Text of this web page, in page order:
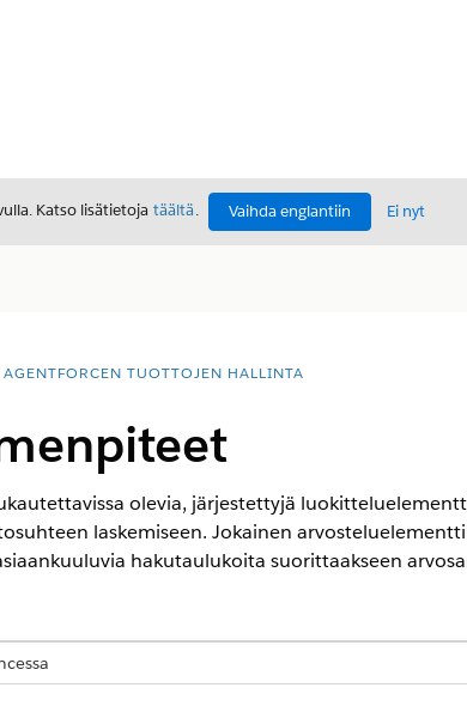
Katso lisätietoja täältä. Vaihda englantiin Ei nyt
AGENTFORCEN TUOTTOJEN HALLINTA
olevia, järjestettyjä
laskemiseen. Jokainen
hakutaulukoita suorittaakseen